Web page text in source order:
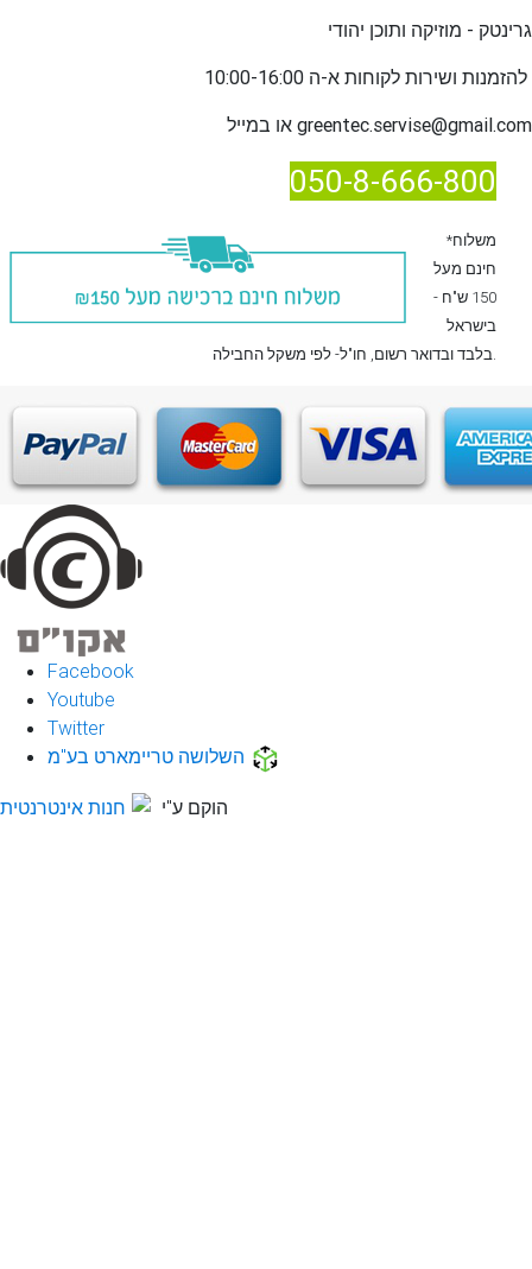
גרינטק - מוזיקה ותוכן יהודי
להזמנות ו
greentec.servise@gmail.com
050-8-666-800
*משלוח
חינם מעל
150 ש"ח -
בישראל
בלבדובדואר רשום , חו"ל- לפי משקל החבילה.
Facebook
Youtube
Twitter
השלושה טריימארט בע"מ
הוקם ע"י חנות אינטרנטית